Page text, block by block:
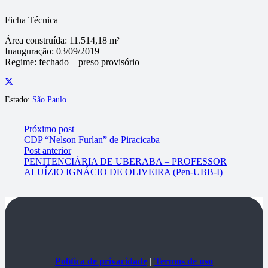
Ficha Técnica
Área construída: 11.514,18 m²
Inauguração: 03/09/2019
Regime: fechado – preso provisório
Estado: São Paulo
Próximo post
CDP “Nelson Furlan” de Piracicaba
Post anterior
PENITENCIÁRIA DE UBERABA – PROFESSOR
ALUÍZIO IGNÁCIO DE OLIVEIRA (Pen-UBB-I)
Política de privacidade | Termos de uso